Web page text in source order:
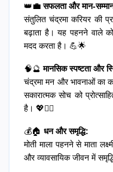
👑💼 सफलता और मान-
संतुलित चंद्रमा करियर की
बढ़ाता है। यह पहनने वाले
मदद करता है। 💪🌟
🧠🔮 मानसिक स्पष्टता और
चंद्रमा मन और भावनाओं का
सकारात्मक सोच को
है। 💖🧘‍♂️
💰🏠 धन और समृद्धि:
मोती माला पहनने से माता
और व्यावसायिक जीवन में